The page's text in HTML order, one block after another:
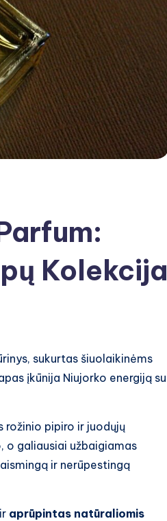
Kolekcija
sukurtas šiuolaikinėms
įkūnija Niujorko energiją su
rožinio pipiro ir juodųjų
o galiausiai užbaigiamas
ir nerūpestingą
aprūpintas natūraliomis